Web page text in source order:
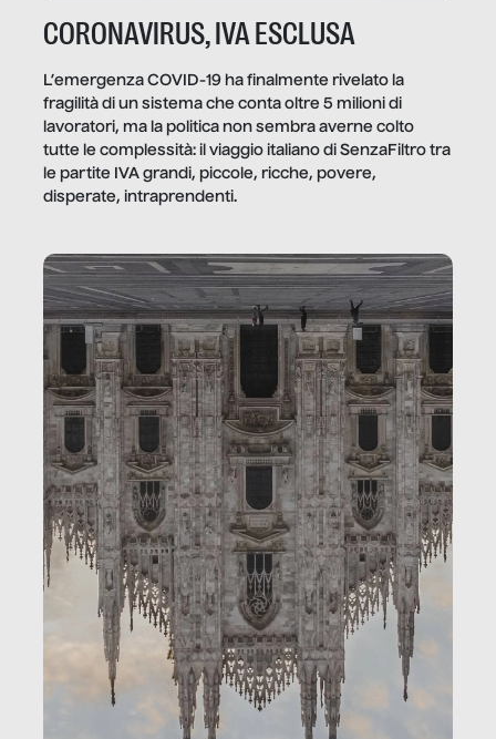
CORONAVIRUS, IVA ESCLUSA
L’emergenza COVID-19 ha finalmente rivelato la
fragilità di un sistema che conta oltre 5 milioni di
lavoratori, ma la politica non sembra averne colto
tutte le complessità: il viaggio italiano di SenzaFiltro tra
le partite IVA grandi, piccole, ricche, povere,
disperate, intraprendenti.